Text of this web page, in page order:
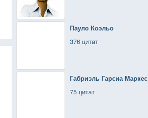
Пауло Коэльо
376 цитат
Габриэль Гарсиа Маркес
75 цитат